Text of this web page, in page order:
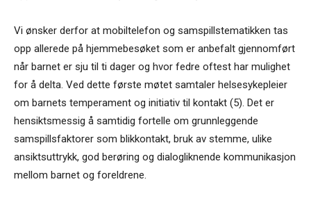
Vi ønsker derfor at mobiltelefon og samspillstematikken tas
opp allerede på hjemmebesøket som er anbefalt gjennomført
når barnet er sju til ti dager og hvor fedre oftest har mulighet
for å delta. Ved dette første møtet samtaler helsesykepleier
om barnets temperament og initiativ til kontakt (5). Det er
hensiktsmessig å samtidig fortelle om grunnleggende
samspillsfaktorer som blikkontakt, bruk av stemme, ulike
ansiktsuttrykk, god berøring og dialogliknende kommunikasjon
mellom barnet og foreldrene.